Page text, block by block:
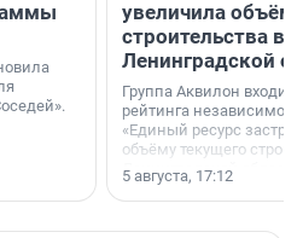
увеличила объём
строительства в
Ленинградской
Группа Аквилон входит
рейтинга независимого
«Единый ресурс
объёму текущего
Ленинградской
время компания
185 429 кв. метров
больше, чем в 1
5 августа, 17:12